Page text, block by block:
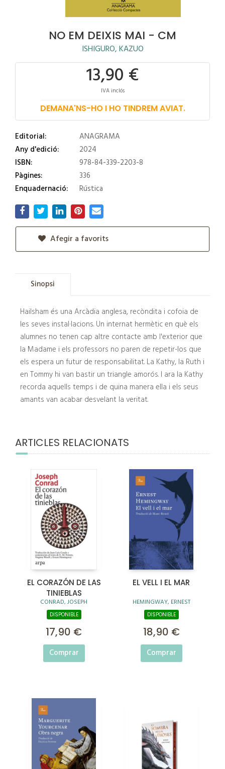
NO EM DEIXIS MAI - CM
ISHIGURO, KAZUO
13,90 €
IVA inclós
DEMANA'NS-HO I HO TINDREM AVIAT.
Editorial:
ANAGRAMA
Any d'edició:
2024
ISBN:
978-84-339-2203-8
Pàgines:
336
Enquadernació:
Rústica
Afegir a favorits
Sinopsi
Hailsham és una Arcàdia anglesa, recòndita i cofoia de
les seves instal·lacions. Un internat hermètic en què els
alumnes no tenen cap altre contacte amb l'exterior que
la Madame i els professors no paren de repetir-los que
els espera un futur de responsabilitat. La Kathy, la Ruth i
en Tommy hi van bastir un triangle amorós. I ara la Kathy
recorda aquells temps i de quina manera ella i els seus
amants van acabar desvelant la veritat.
ARTICLES RELACIONATS
EL CORAZÓN DE LAS
TINIEBLAS
CONRAD, JOSEPH
DISPONIBLE
17,90 €
Comprar
EL VELL I EL MAR
HEMINGWAY, ERNEST
DISPONIBLE
18,90 €
Comprar